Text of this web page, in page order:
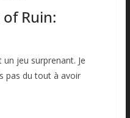
Ruin:
jeu surprenant. Je
pas du tout à avoir